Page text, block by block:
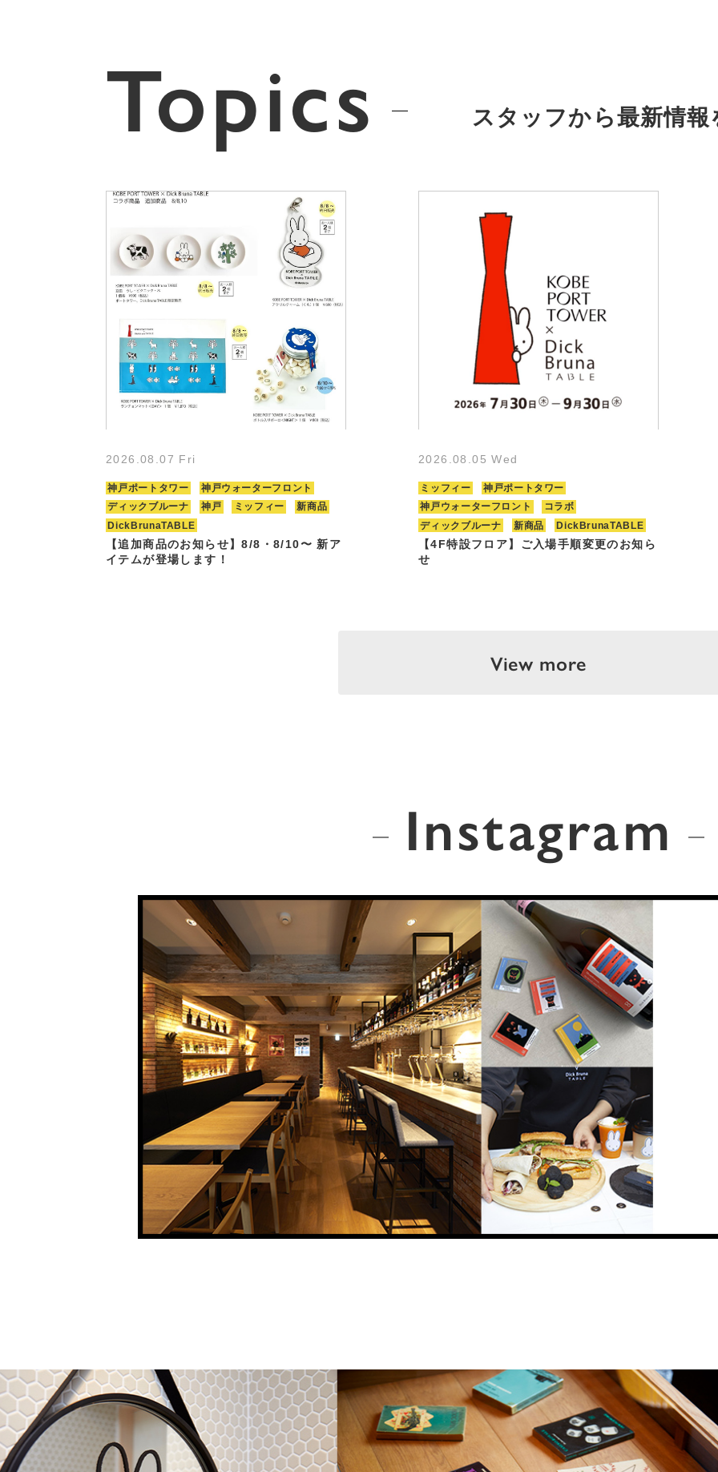
Topics スタッフから最新情
2026.08.07 Fri
神戸ポートタワー
神戸ウォーターフロント
ディックブルーナ
神戸 ミッフィー
新商品
DickBrunaTABLE
【追加商品のお知らせ】8/8・8/10〜 新ア
イテムが登場します！
2026.08.05 Wed
ミッフィー
神戸ポートタワー
神戸ウォーターフロント
コラボ
ディックブルーナ
新商品 DickBrunaTABLE
【4F特設フロア】ご入場手順変更のお知ら
せ
View more
Instagram